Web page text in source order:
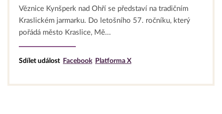
Věznice Kynšperk nad Ohří se představí na tradičním
Kraslickém jarmarku. Do letošního 57. ročníku, který
pořádá město Kraslice, Mě...
Sdílet událost Facebook Platforma X